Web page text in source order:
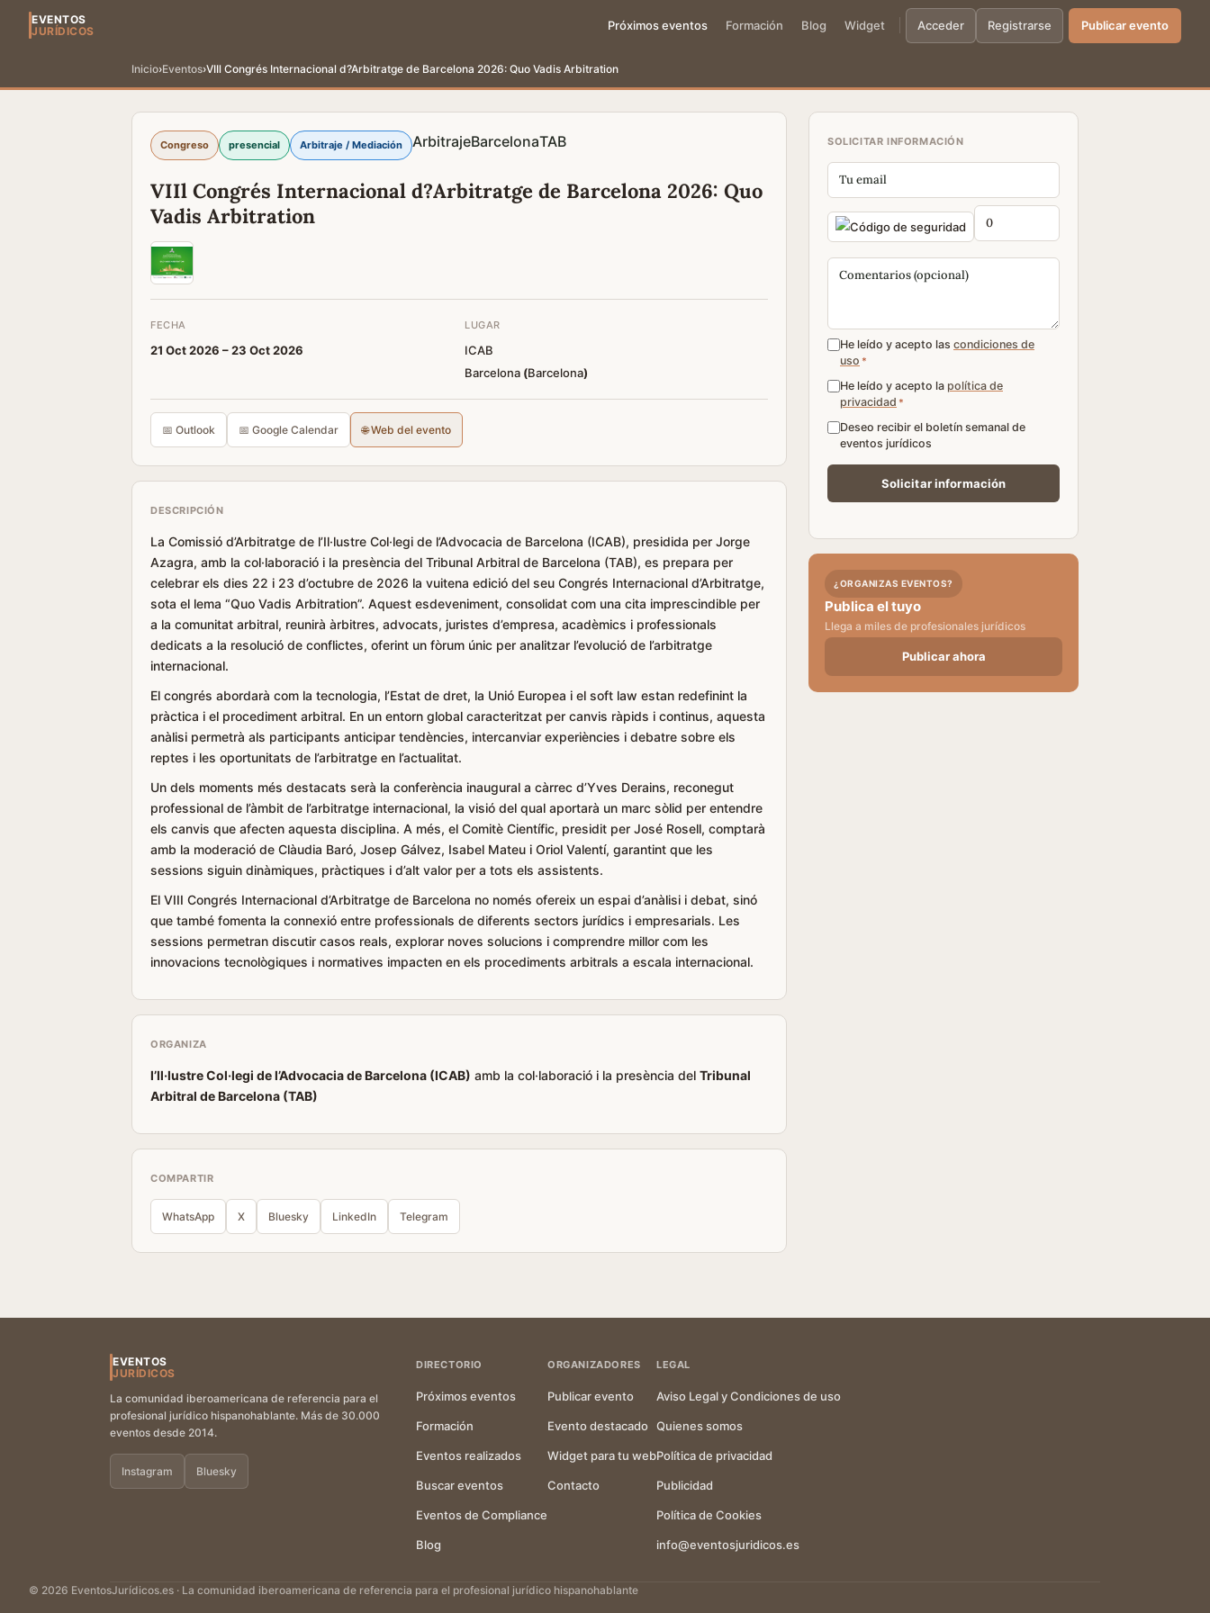
EVENTOS
JURÍDICOS
Próximos eventos Formación Blog Widget Acceder Registrarse Publicar evento
Inicio›Eventos›VIIl Congrés Internacional d?Arbitratge de Barcelona 2026: Quo Vadis Arbitration
Congreso presencial Arbitraje / Mediación ArbitrajeBarcelonaTAB
VIIl Congrés Internacional d?Arbitratge de Barcelona 2026: Quo
Vadis Arbitration
FECHA
21 Oct 2026 –23 Oct 2026
LUGAR
ICAB
Barcelona (Barcelona)
📅 Outlook 📅 Google Calendar 🌐 Web del evento
DESCRIPCIÓN
La Comissió d’Arbitratge de l’Il·lustre Col·legi de l’Advocacia de Barcelona (ICAB), presidida per Jorge
Azagra, amb la col·laboració i la presència del Tribunal Arbitral de Barcelona (TAB), es prepara per
celebrar els dies 22 i 23 d’octubre de 2026 la vuitena edició del seu Congrés Internacional d’Arbitratge,
sota el lema “Quo Vadis Arbitration”. Aquest esdeveniment, consolidat com una cita imprescindible per
a la comunitat arbitral, reunirà àrbitres, advocats, juristes d’empresa, acadèmics i professionals
dedicats a la resolució de conflictes, oferint un fòrum únic per analitzar l’evolució de l’arbitratge
internacional.
El congrés abordarà com la tecnologia, l’Estat de dret, la Unió Europea i el soft law estan redefinint la
pràctica i el procediment arbitral. En un entorn global caracteritzat per canvis ràpids i continus, aquesta
anàlisi permetrà als participants anticipar tendències, intercanviar experiències i debatre sobre els
reptes i les oportunitats de l’arbitratge en l’actualitat.
Un dels moments més destacats serà la conferència inaugural a càrrec d’Yves Derains, reconegut
professional de l’àmbit de l’arbitratge internacional, la visió del qual aportarà un marc sòlid per entendre
els canvis que afecten aquesta disciplina. A més, el Comitè Científic, presidit per José Rosell, comptarà
amb la moderació de Clàudia Baró, Josep Gálvez, Isabel Mateu i Oriol Valentí, garantint que les
sessions siguin dinàmiques, pràctiques i d’alt valor per a tots els assistents.
El VIII Congrés Internacional d’Arbitratge de Barcelona no només ofereix un espai d’anàlisi i debat, sinó
que també fomenta la connexió entre professionals de diferents sectors jurídics i empresarials. Les
sessions permetran discutir casos reals, explorar noves solucions i comprendre millor com les
innovacions tecnològiques i normatives impacten en els procediments arbitrals a escala internacional.
ORGANIZA
l’Il·lustre Col·legi de l’Advocacia de Barcelona (ICAB) amb la col·laboració i la presència del Tribunal
Arbitral de Barcelona (TAB)
COMPARTIR
WhatsApp X Bluesky LinkedIn Telegram
SOLICITAR INFORMACIÓN
He leído y acepto las condiciones de
uso *
He leído y acepto la política de
privacidad *
Deseo recibir el boletín semanal de
eventos jurídicos
¿ORGANIZAS EVENTOS?
Publica el tuyo
Llega a miles de profesionales jurídicos
Publicar ahora
EVENTOS
JURÍDICOS
La comunidad iberoamericana de referencia para el
profesional jurídico hispanohablante. Más de 30.000
eventos desde 2014.
Instagram Bluesky
DIRECTORIO
Próximos eventos
Formación
Eventos realizados
Buscar eventos
Eventos de Compliance
Blog
ORGANIZADORES
Publicar evento
Evento destacado
Widget para tu web
Contacto
LEGAL
Aviso Legal y Condiciones de uso
Quienes somos
Política de privacidad
Publicidad
Política de Cookies
info@eventosjuridicos.es
© 2026 EventosJurídicos.es · La comunidad iberoamericana de referencia para el profesional jurídico hispanohablante